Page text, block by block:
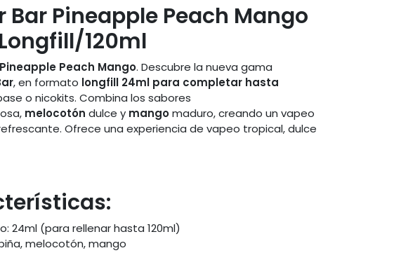
Bar Pineapple Peach Mango
120ml
Peach Mango. Descubre la nueva gama
, en formato longfill 24ml para completar hasta
o nicokits. Combina los sabores
melocotón dulce y mangomaduro, creando un vapeo
Ofrece una experiencia de vapeo tropical, dulce
24ml (para rellenar hasta 120ml)
melocotón, mango